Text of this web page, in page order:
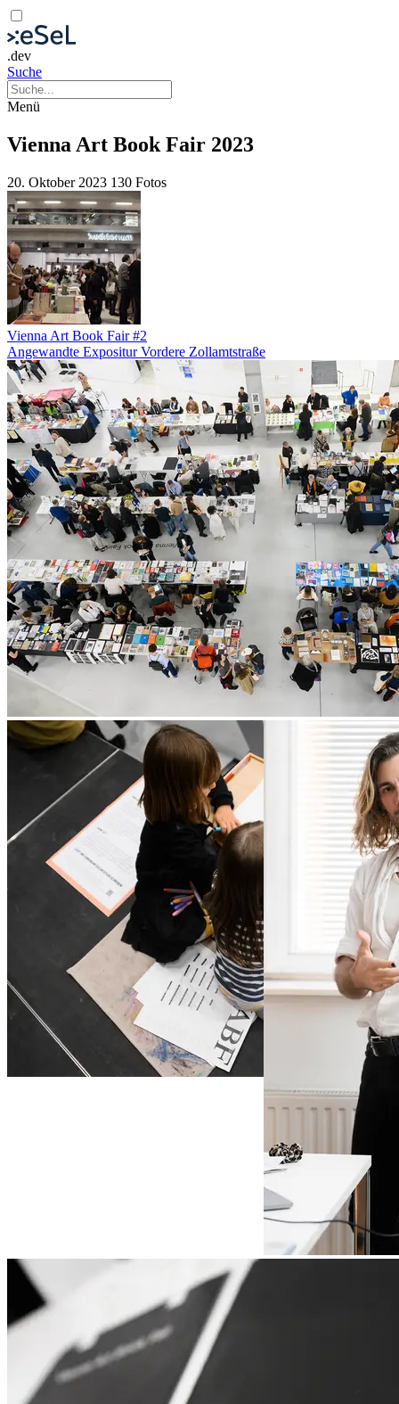
.dev
Suche
Menü
Vienna Art Book Fair 2023
20. Oktober 2023 130 Fotos
Vienna Art Book Fair #2
Angewandte Expositur Vordere Zollamtstraße